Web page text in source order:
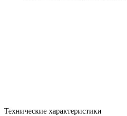
Технические характеристики